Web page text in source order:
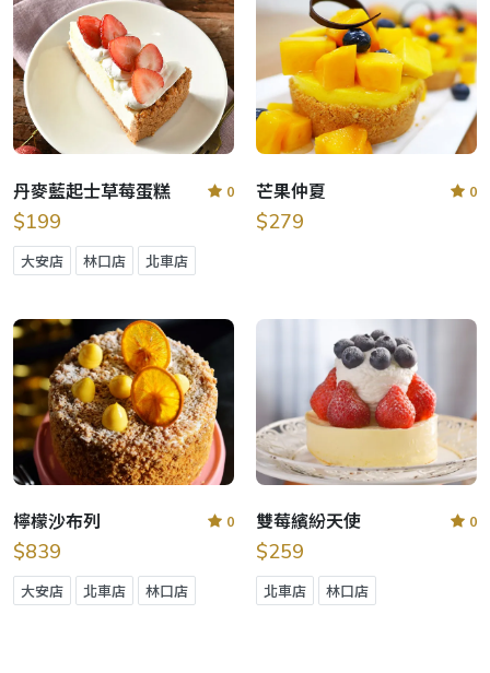
丹麥藍起士草莓蛋糕 0
$199
大安店 林口店 北車店
芒果仲夏 0
$279
檸檬沙布列 0
$839
大安店 北車店 林口店
雙莓繽紛天使 0
$259
北車店 林口店